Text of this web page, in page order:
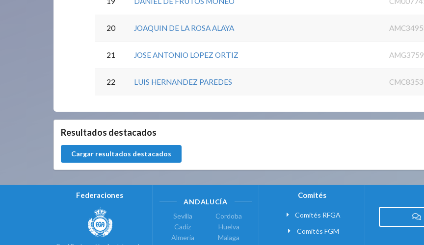
20 JOAQUIN DE LA ROSA ALAYA
21 JOSE ANTONIO LOPEZ ORTIZ
22 LUIS HERNANDEZ PAREDES
Resultados destacados
Cargar resultados destacados
Federaciones
ANDALUCÍA
Sevilla
Cadiz
Almeria
Cordoba
Huelva
Malaga
Comités
Comités RFGA
Comités FGM